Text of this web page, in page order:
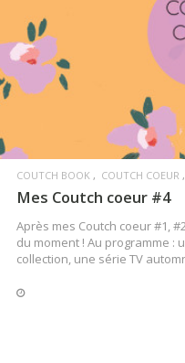
COUTCH BOOK COUTCH COEUR
Mes Coutch coeur #4
Après mes Coutch coeur #1,
du moment ! Au programme :
collection, une série TV